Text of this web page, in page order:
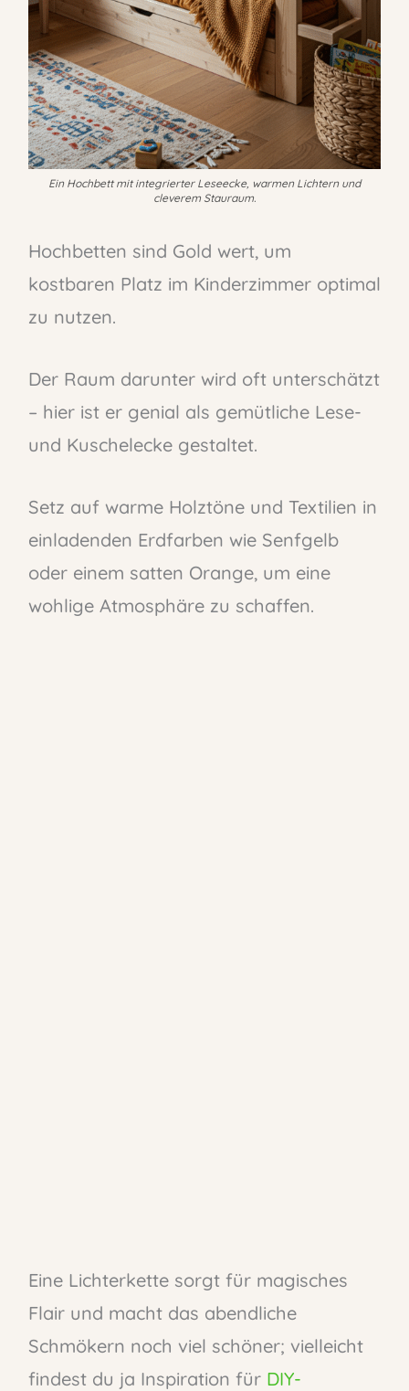
Ein Hochbett mit integrierter Leseecke, warmen Lichtern und
cleverem Stauraum.
Hochbetten sind Gold wert, um
kostbaren Platz im Kinderzimmer optimal
zu nutzen.
Der Raum darunter wird oft unterschätzt
– hier ist er genial als gemütliche Lese-
und Kuschelecke gestaltet.
Setz auf warme Holztöne und Textilien in
einladenden Erdfarben wie Senfgelb
oder einem satten Orange, um eine
wohlige Atmosphäre zu schaffen.
Eine Lichterkette sorgt für magisches
Flair und macht das abendliche
Schmökern noch viel schöner; vielleicht
findest du ja Inspiration für DIY-